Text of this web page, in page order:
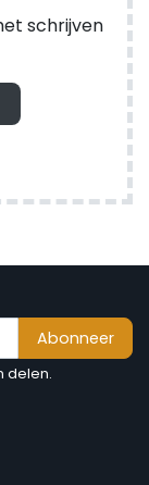
schrijven
Abonneer
delen.